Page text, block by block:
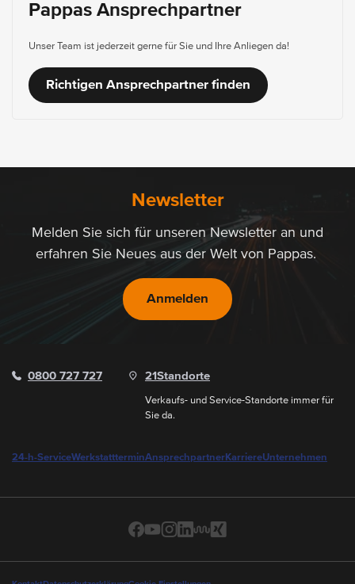
Pappas Ansprechpartner
Unser Team ist jederzeit gerne für Sie und Ihre Anliegen da!
Richtigen Ansprechpartner finden
Newsletter
Melden Sie sich für unseren Newsletter an und
erfahren Sie Neues aus der Welt von Pappas.
Anmelden
0800 727 727 21 Standorte
Verkaufs- und Service-Standorte immer für
Sie da.
24-h-ServiceWerkstattterminAnsprechpartnerKarriereUnternehmen